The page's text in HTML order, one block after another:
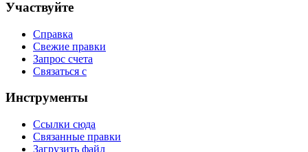
Участвуйте
Справка
Свежие правки
Запрос счета
Связаться с
Инструменты
Ссылки сюда
Связанные правки
Загрузить файл